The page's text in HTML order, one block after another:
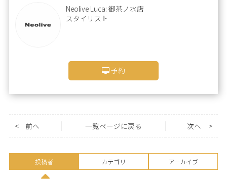
Neolive Luca: 御茶ノ水店
スタイリスト
予約
< 前へ 一覧ページに戻る >
次へ
投稿者 カテゴリ アーカイブ